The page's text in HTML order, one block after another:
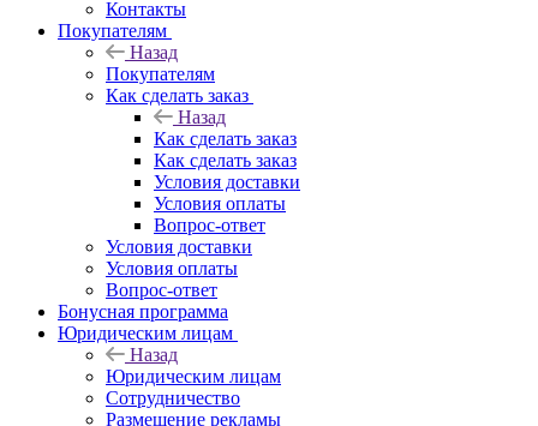
Контакты
Покупателям
Назад
Покупателям
Как сделать заказ
Назад
Как сделать заказ
Как сделать заказ
Условия доставки
Условия оплаты
Вопрос-ответ
Условия доставки
Условия оплаты
Вопрос-ответ
Бонусная программа
Юридическим лицам
Назад
Юридическим лицам
Сотрудничество
Размещение рекламы